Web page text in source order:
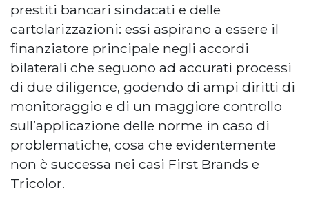
prestiti bancari sindacati e delle
cartolarizzazioni: essi aspirano a essere il
finanziatore principale negli accordi
bilaterali che seguono ad accurati processi
di due diligence, godendo di ampi diritti di
monitoraggio e di un maggiore controllo
sull’applicazione delle norme in caso di
problematiche, cosa che evidentemente
non è successa nei casi First Brands e
Tricolor.